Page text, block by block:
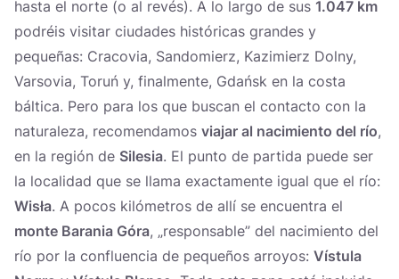
Português Norsk
Suomi Svenska
Україна
Zamknij
hasta el norte (o al revés). A lo largo de sus 1.047 km
podréis visitar ciudades históricas grandes y
pequeñas: Cracovia, Sandomierz, Kazimierz Dolny,
Varsovia, Toruń y, finalmente, Gdańsk en la costa
báltica. Pero para los que buscan el contacto con la
naturaleza, recomendamos viajar al nacimiento del río,
en la región de Silesia. El punto de partida puede ser
la localidad que se llama exactamente igual que el río:
Wisła. A pocos kilómetros de allí se encuentra el
monte Barania Góra, „responsable” del nacimiento del
río por la confluencia de pequeños arroyos: Vístula